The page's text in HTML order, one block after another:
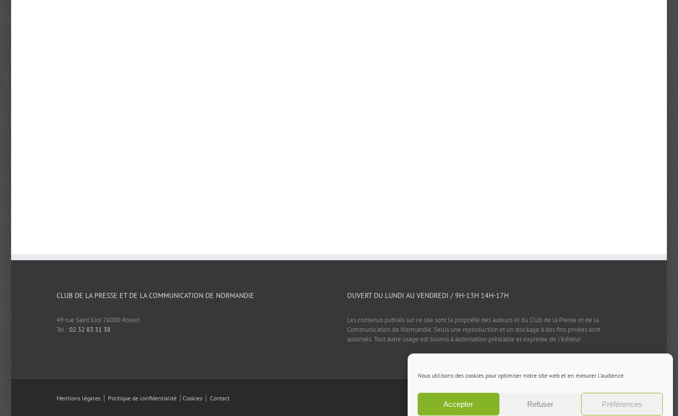
Nous utilisons des cookies pour optimiser notre site web et en mesurer l'audience.
Accepter Refuser Préférences
CLUB DE LA PRESSE ET DE LA COMMUNICATION DE NORMANDIE
49 rue Saint Eloi 76000 Rouen
Tel :02 32 83 31 38
OUVERT DU LUNDI AU VENDREDI / 9H-13H 14H-17H
Les contenus publiés sur ce site sont la propriété des auteurs et du Club de la Presse et de la
Communication de Normandie. Seuls une reproduction et un stockage à des fins privées sont
autorisés. Tout autre usage est soumis à autorisation préalable et expresse de l'éditeur.
Mentions légales Politique de confidentialité Cookies Contact Facebook